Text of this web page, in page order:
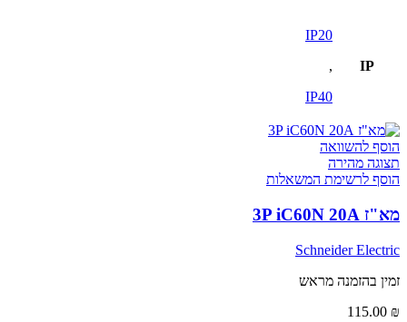
IP
IP20
,
IP40
הוסף להשוואה
תצוגה מהירה
הוסף לרשימת המשאלות
מא"ז 3P iC60N 20A
Schneider Electric
זמין בהזמנה מראש
115.00 ₪